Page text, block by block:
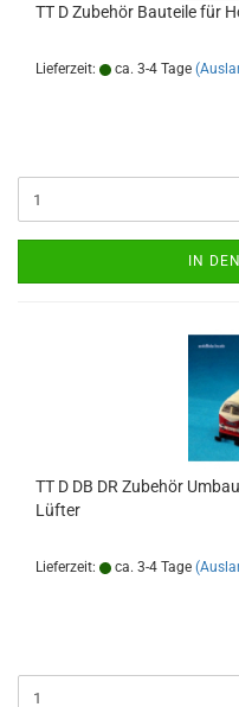
TT D Zubehör Bauteile für
Lieferzeit: ca. 3-4 Tage
IN
TT D DB DR Zubehör
Lüfter
Lieferzeit: ca. 3-4 Tage